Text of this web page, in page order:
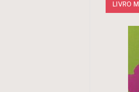
LIVRO